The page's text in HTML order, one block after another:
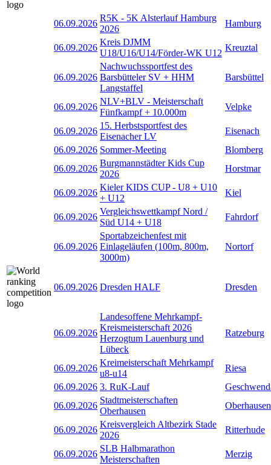
06.09.2026
R5K - 5K Alsterlauf Hamburg
2026
Hamburg
06.09.2026
Kreis DJMM
U18/U16/U14/Förder-WK U12
Kreuztal
06.09.2026
Nachwuchssportfest des
Barsbütteler SV + HHM
Langstaffel
Barsbüttel
06.09.2026
NLV+BLV - Meisterschaft
Fünfkampf + 10.000m
Velpke
06.09.2026
15. Herbstsportfest des
Eisenacher LV
Eisenach
06.09.2026 Sommer-Meeting
Blomberg
06.09.2026
Burgmannstädter Kids Cup
2026
Horstmar
06.09.2026
Kieler KIDS CUP - U8 + U10
+ U12
Kiel
06.09.2026
Vergleichswettkampf Nord /
Süd U14 + U18
Fahrdorf
06.09.2026
Sportabzeichenfest mit
Einlageläufen (100m, 800m,
3000m)
Nortorf
06.09.2026 Dresden HALF Dresden
06.09.2026
Landesoffene Mehrkampf-
Kreismeisterschaft 2026
Herzogtum Lauenburg und
Lübeck
Ratzeburg
06.09.2026
Kreimeisterschaft Mehrkampf
u8-u14
Riesa
06.09.2026 3. RuK-Lauf
06.09.2026
Stadtmeisterschaften
Oberhausen
Oberhausen
06.09.2026
Kreisvergleich Altbezirk Stade
2026
Ritterhude
06.09.2026
SLB Halbmarathon
Meisterschaften
Merzig